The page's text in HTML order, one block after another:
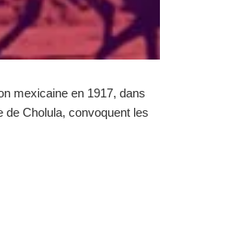
mexicaine en 1917, dans
de Cholula, convoquent les